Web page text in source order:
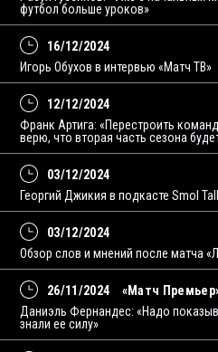
футбол больше уроков»
16/12/2024
Игорь Обухов в интервью «Матч ТВ»
12/12/2024
Франк Артига: «Перестроить
верю, что вторая часть сезона
03/12/2024
Георгий Джикия в подкасте Smol
03/12/2024
Обзор слов и мнений после матча
26/11/2024
«Матч
Даниэль Фернандес: «Надо
знали ее силу»